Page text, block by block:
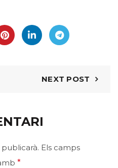
NEXT POST
Els camps
*